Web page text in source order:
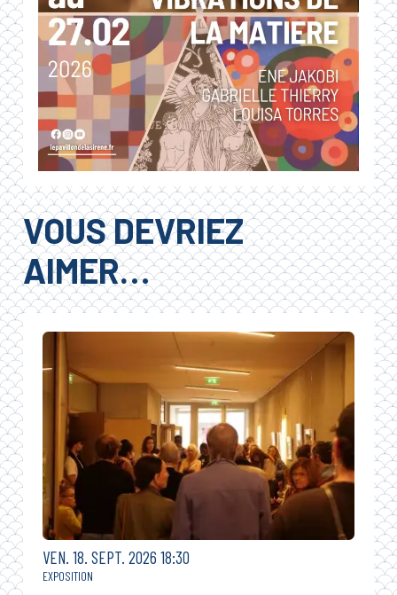
VOUS DEVRIEZ
AIMER…
VENDREDI
VEN. 18. SEPTEMBRE
SEPT. 2026 18:30
EXPOSITION